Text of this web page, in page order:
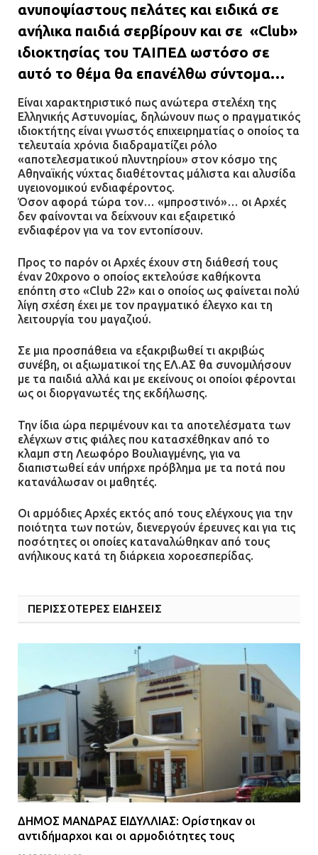
Ομαδικός βιασμός 19χρονης στο
Α.Τ. Ομονοίας: Ο Εισαγγελέας
πρότεινε την αθώωση των
αστυνομικών
Ο δήμαρχος Μάνδρας δώρισε όλους
τους μισθούς του 2025 στο Θριάσιο
για μηχάνημα καρδιολογικών
επεμβάσεων
08.07.2026 | 15:02
ΔΗΜΟΣ ΜΑΝΔΡΑΣ ΕΙΔΥΛΛΙΑΣ: Δύο
ενισχύουν την Πολιτική Προστασία
08.07.2026 | 09:40
Ομάδα ατόμων επιτέθηκε με
ανήλικους
08.07.2026 | 09:38
Άνω Λιόσια: Έριξαν τα ναρκωτικά
σε σκουπιδοφάγο για να μη τα βρει
η αστυνομία – Λογάριασαν χωρίς
τον ειδικό σκύλο
07.07.2026 | 09:56
Βούλα: Κραυγή αγωνίας από
κατοίκους για την οδό Άρεως –
«Τρέχουν με 90 χλμ. μέσα στη
ανυποψίαστους πελάτες και ειδικά σε
ανήλικα παιδιά σερβίρουν και σε «Club»
ιδιοκτησίας του ΤΑΙΠΕΔ ωστόσο σε
αυτό το θέμα θα επανέλθω σύντομα…
Είναι χαρακτηριστικό πως ανώτερα στελέχη της
Ελληνικής Αστυνομίας, δηλώνουν πως ο πραγματικός
ιδιοκτήτης είναι γνωστός επιχειρηματίας ο οποίος τα
τελευταία χρόνια διαδραματίζει ρόλο
«αποτελεσματικού πλυντηρίου» στον κόσμο της
Αθηναϊκής νύχτας διαθέτοντας μάλιστα και αλυσίδα
υγειονομικού ενδιαφέροντος.
Όσον αφορά τώρα τον… «μπροστινό»… οι Αρχές
δεν φαίνονται να δείχνουν και εξαιρετικό
ενδιαφέρον για να τον εντοπίσουν.
Προς το παρόν οι Αρχές έχουν στη διάθεσή τους
έναν 20χρονο ο οποίος εκτελούσε καθήκοντα
επόπτη στο «Club 22» και ο οποίος ως φαίνεται πολύ
λίγη σχέση έχει με τον πραγματικό έλεγχο και τη
λειτουργία του μαγαζιού.
Σε μια προσπάθεια να εξακριβωθεί τι ακριβώς
συνέβη, οι αξιωματικοί της ΕΛ.ΑΣ θα συνομιλήσουν
με τα παιδιά αλλά και με εκείνους οι οποίοι φέρονται
ως οι διοργανωτές της εκδήλωσης.
Την ίδια ώρα περιμένουν και τα αποτελέσματα των
ελέγχων στις φιάλες που κατασχέθηκαν από το
κλαμπ στη Λεωφόρο Βουλιαγμένης, για να
διαπιστωθεί εάν υπήρχε πρόβλημα με τα ποτά που
κατανάλωσαν οι μαθητές.
Οι αρμόδιες Αρχές εκτός από τους ελέγχους για την
ποιότητα των ποτών, διενεργούν έρευνες και για τις
ποσότητες οι οποίες καταναλώθηκαν από τους
ανήλικους κατά τη διάρκεια χοροεσπερίδας.
ΠΕΡΙΣΣΟΤΕΡΕΣ ΕΙΔΗΣΕΙΣ
ΔΗΜΟΣ ΜΑΝΔΡΑΣ ΕΙΔΥΛΛΙΑΣ: Ορίστηκαν οι
αντιδήμαρχοι και οι αρμοδιότητες τους